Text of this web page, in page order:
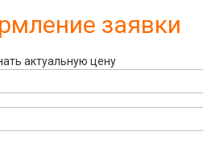
заявки
актуальную цену